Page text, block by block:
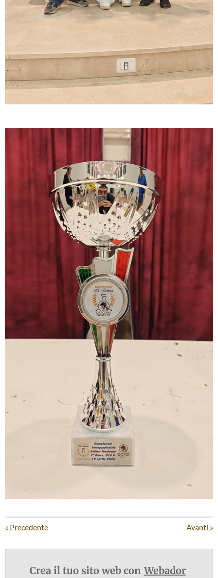
« Precedente Avanti »
Crea il tuo sito web con Webador